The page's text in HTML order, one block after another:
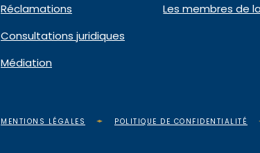
Réclamations
Consultations juridiques
Médiation
Les membres de
MENTIONS LÉGALES POLITIQUE DE CONFIDENTIALITÉ